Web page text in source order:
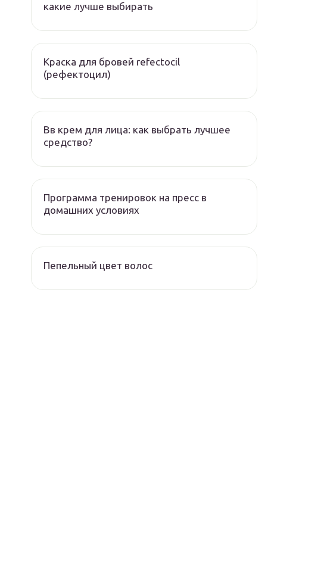
какие лучше выбирать
Краска для бровей refectocil
(рефектоцил)
Вв крем для лица: как выбрать лучшее
средство?
Программа тренировок на пресс в
домашних условиях
Пепельный цвет волос